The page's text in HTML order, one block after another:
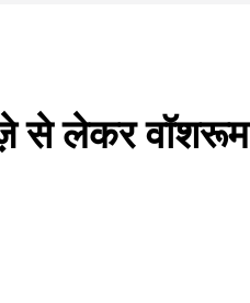
से लेकर वॉशरूम